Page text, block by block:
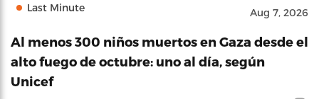
Last Minute Aug 7, 2026
Al menos 300 niños muertos en Gaza desde el
alto fuego de octubre: uno al día, según
Unicef